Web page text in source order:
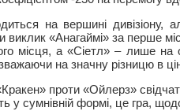
на вершині дивізіону,
виклик «Анагаймі» за перше
місця, а «Сіетл» – лише
на значну різницю в
проти «Ойлерз»
у сумнівній формі, це гра,